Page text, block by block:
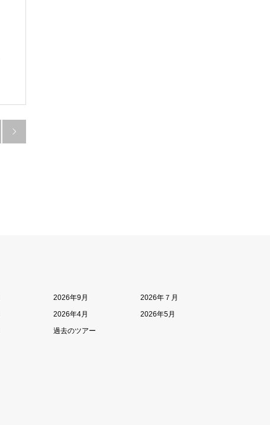

2026年9月
2026年７月
2026年4月
2026年5月
過去のツアー